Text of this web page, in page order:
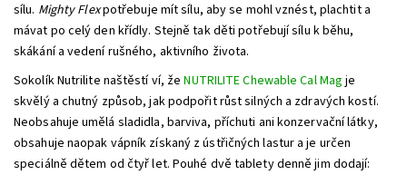
sílu. Mighty Flexpotřebuje mít sílu, aby se mohl vznést, plachtit a
mávat po celý den křídly. Stejně tak děti potřebují sílu k běhu,
skákání a vedení rušného, aktivního života.
Sokolík Nutrilite naštěstí ví, žeNUTRILITE Chewable Cal Mag je
skvělý a chutný způsob, jak podpořit růst silných a zdravých kostí.
Neobsahuje umělá sladidla, barviva, příchuti ani konzervační látky,
obsahuje naopak vápník získaný z ústřičných lastur a je určen
speciálně dětem od čtyř let. Pouhé dvě tablety denně jim dodají: